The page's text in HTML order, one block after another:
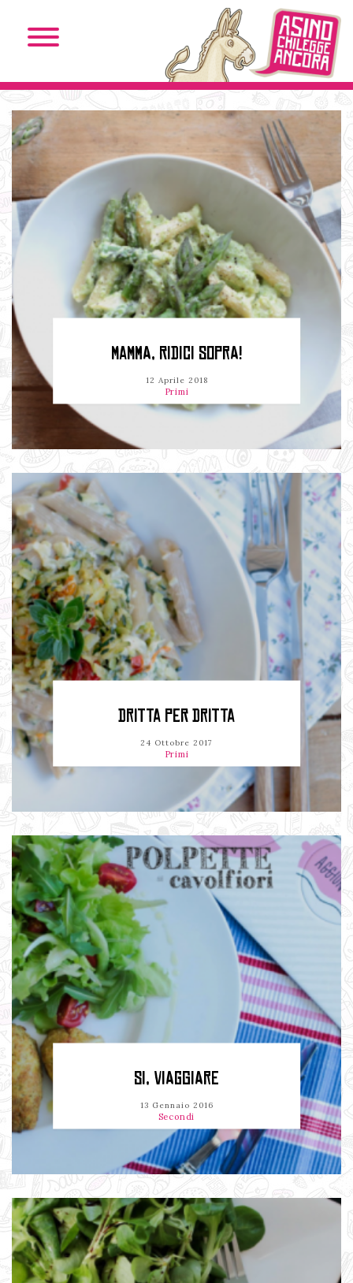
MAMMA, RIDICI SOPRA!
12 Aprile 2018
Primi
DRITTA PER DRITTA
24 Ottobre 2017
Primi
SI, VIAGGIARE
13 Gennaio 2016
Secondi